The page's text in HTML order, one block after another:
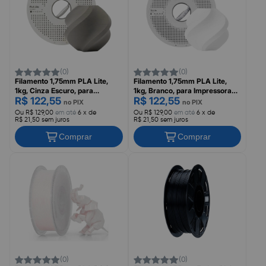
(0)
Filamento 1,75mm PLA Lite,
1kg, Cinza Escuro, para
Impressora 3D, Com Carretel
Reutilizável, BAMBU LAB
R$ 122,55 no PIX
Ou R$ 129,00 em até 6 x de
R$ 21,50 sem juros
Comprar
(0)
Filamento 1,75mm PLA Lite,
1kg, Branco, para Impressora
3D, Com Carretel Reutilizável,
BAMBU LAB
R$ 122,55 no PIX
Ou R$ 129,00em até 6 x de
R$ 21,50 sem juros
Comprar
(0)
(0)